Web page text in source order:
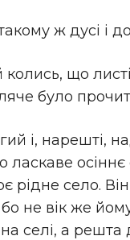
ж дусі і
що
було
і, нарешті,
ласкаве
рідне село.
бо не вік же
селі, а